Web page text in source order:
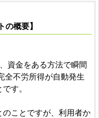
概要】
資金をある方法で瞬間
全不労所得が自動発生
す。
ことですが、利用者か